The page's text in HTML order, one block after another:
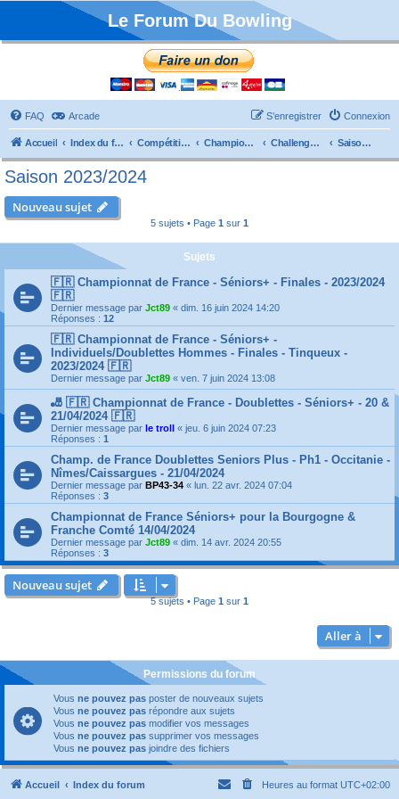
Le Forum Du Bowling
FAQ Arcade Connexion
S’enregistrer
Accueil Index du forum Compétitions Championnats de France Challenge Vétérans Saison 2023/2024
Saison 2023/2024
Nouveau sujet
5 sujets • Page 1 sur 1
Sujets
🇫🇷 Championnat de France - Séniors+ - Finales - 2023/2024
🇫🇷
Dernier message par Jct89 « dim. 16 juin 2024 14:20
Réponses : 12
🇫🇷 Championnat de France - Séniors+ -
Individuels/Doublettes Hommes - Finales - Tinqueux -
2023/2024 🇫🇷
Dernier message par Jct89 « ven. 7 juin 2024 13:08
🎳 🇫🇷 Championnat de France - Doublettes - Séniors+ - 20 &
21/04/2024 🇫🇷
Dernier message par le troll « jeu. 6 juin 2024 07:23
Réponses : 1
Champ. de France Doublettes Seniors Plus - Ph1 - Occitanie -
Nîmes/Caissargues - 21/04/2024
Dernier message par BP43-34 « lun. 22 avr. 2024 07:04
Réponses : 3
Championnat de France Séniors+ pour la Bourgogne &
Franche Comté 14/04/2024
Dernier message par Jct89 « dim. 14 avr. 2024 20:55
Réponses : 3
Nouveau sujet
5 sujets • Page 1 sur 1
Aller à
Permissions du forum
Vous ne pouvez pas poster de nouveaux sujets
Vous ne pouvez pas répondre aux sujets
Vous ne pouvez pas modifier vos messages
Vous ne pouvez pas supprimer vos messages
Vous ne pouvez pas joindre des fichiers
Accueil Index du forum Heures au format UTC+02:00